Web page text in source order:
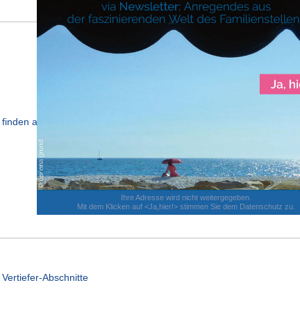
Ihre Adresse wird nicht weitergegeben.
Mit dem Klicken auf <Ja,hier!> stimmen Sie dem Datenschutz zu.
aus bedrückenden Symptomen, die mit der Nachwirkung
Abschnitte